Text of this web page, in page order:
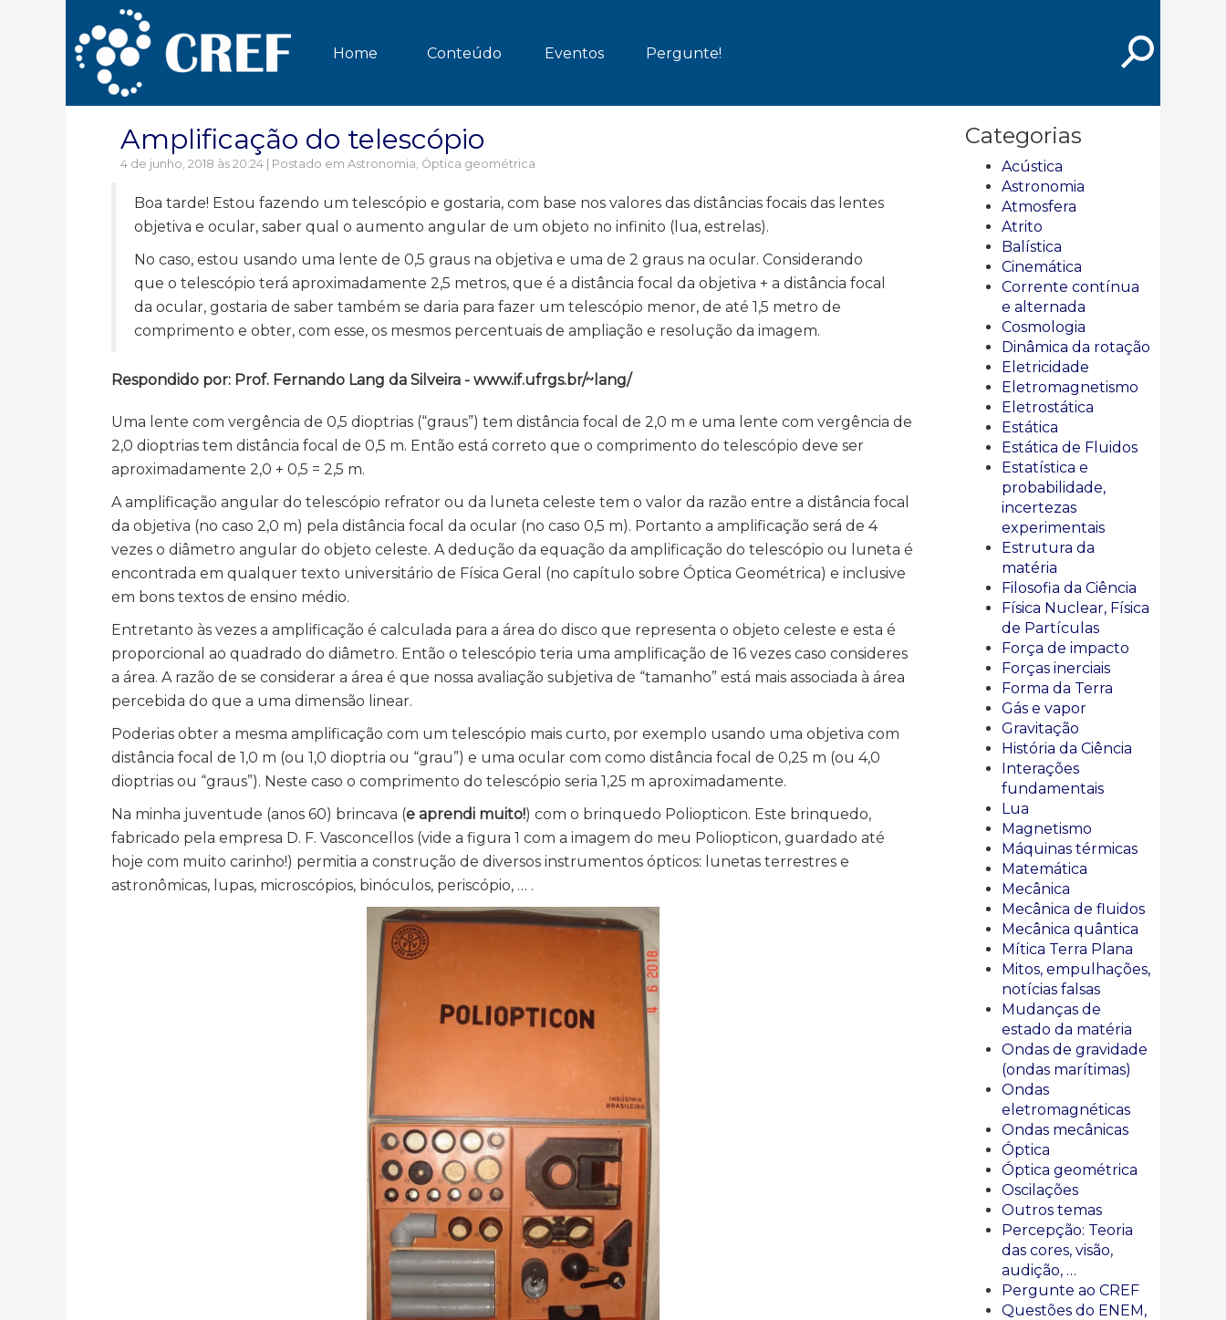
⚲
Home Conteúdo Eventos Pergunte!
Amplificação do telescópio
4 de junho, 2018 às 20:24 | Postado em Astronomia, Óptica geométrica
Boa tarde! Estou fazendo um telescópio e gostaria, com base nos valores das distâncias focais das lentes
objetiva e ocular, saber qual o aumento angular de um objeto no infinito (lua, estrelas).
No caso, estou usando uma lente de 0,5 graus na objetiva e uma de 2 graus na ocular. Considerando
que o telescópio terá aproximadamente 2,5 metros, que é a distância focal da objetiva + a distância focal
da ocular, gostaria de saber também se daria para fazer um telescópio menor, de até 1,5 metro de
comprimento e obter, com esse, os mesmos percentuais de ampliação e resolução da imagem.
Respondido por: Prof. Fernando Lang da Silveira - www.if.ufrgs.br/~lang/
Uma lente com vergência de 0,5 dioptrias (“graus”) tem distância focal de 2,0 m e uma lente com vergência de
2,0 dioptrias tem distância focal de 0,5 m. Então está correto que o comprimento do telescópio deve ser
aproximadamente 2,0 + 0,5 = 2,5 m.
A amplificação angular do telescópio refrator ou da luneta celeste tem o valor da razão entre a distância focal
da objetiva (no caso 2,0 m) pela distância focal da ocular (no caso 0,5 m). Portanto a amplificação será de 4
vezes o diâmetro angular do objeto celeste. A dedução da equação da amplificação do telescópio ou luneta é
encontrada em qualquer texto universitário de Física Geral (no capítulo sobre Óptica Geométrica) e inclusive
em bons textos de ensino médio.
Entretanto às vezes a amplificação é calculada para a área do disco que representa o objeto celeste e esta é
proporcional ao quadrado do diâmetro. Então o telescópio teria uma amplificação de 16 vezes caso consideres
a área. A razão de se considerar a área é que nossa avaliação subjetiva de “tamanho” está mais associada à área
percebida do que a uma dimensão linear.
Poderias obter a mesma amplificação com um telescópio mais curto, por exemplo usando uma objetiva com
distância focal de 1,0 m (ou 1,0 dioptria ou “grau”) e uma ocular com como distância focal de 0,25 m (ou 4,0
dioptrias ou “graus”). Neste caso o comprimento do telescópio seria 1,25 m aproximadamente.
Na minha juventude (anos 60) brincava (e aprendi muito!) com o brinquedo Poliopticon. Este brinquedo,
fabricado pela empresa D. F. Vasconcellos (vide a figura 1 com a imagem do meu Poliopticon, guardado até
hoje com muito carinho!) permitia a construção de diversos instrumentos ópticos: lunetas terrestres e
astronômicas, lupas, microscópios, binóculos, periscópio, … .
Categorias
Acústica
Astronomia
Atmosfera
Atrito
Balística
Cinemática
Corrente contínua
e alternada
Cosmologia
Dinâmica da rotação
Eletricidade
Eletromagnetismo
Eletrostática
Estática
Estática de Fluidos
Estatística e
probabilidade,
incertezas
experimentais
Estrutura da
matéria
Filosofia da Ciência
Física Nuclear, Física
de Partículas
Força de impacto
Forças inerciais
Forma da Terra
Gás e vapor
Gravitação
História da Ciência
Interações
fundamentais
Lua
Magnetismo
Máquinas térmicas
Matemática
Mecânica
Mecânica de fluidos
Mecânica quântica
Mítica Terra Plana
Mitos, empulhações,
notícias falsas
Mudanças de
estado da matéria
Ondas de gravidade
(ondas marítimas)
Ondas
eletromagnéticas
Ondas mecânicas
Óptica
Óptica geométrica
Oscilações
Outros temas
Percepção: Teoria
das cores, visão,
audição, …
Pergunte ao CREF
Questões do ENEM,